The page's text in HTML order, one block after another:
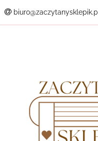
biuro@zaczytanysklepik.pl